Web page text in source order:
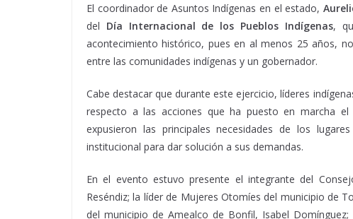
El coordinador de Asuntos Indígenas en el estado,
del Día Internacional de los Pueblos Indígenas,
acontecimiento histórico, pues en al menos 25 años,
entre las comunidades indígenas y un gobernador.
Cabe destacar que durante este ejercicio, líderes
respecto a las acciones que ha puesto en marcha
expusieron las principales necesidades de los
institucional para dar solución a sus demandas.
En el evento estuvo presente el integrante del
Reséndiz; la líder de Mujeres Otomíes del municipio de
del municipio de Amealco de Bonfil, Isabel